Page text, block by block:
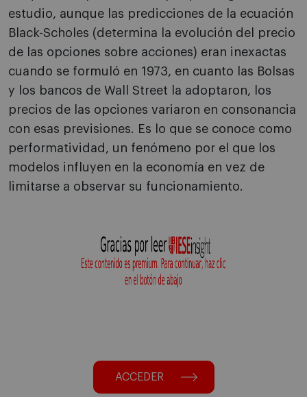
estudio, aunque las predicciones de la ecuación
Black-Scholes (determina la evolución del precio
de las opciones sobre acciones) eran inexactas
cuando se formuló en 1973, en cuanto las Bolsas
y los bancos de Wall Street la adoptaron, los
precios de las opciones variaron en consonancia
con esas previsiones. Es lo que se conoce como
performatividad, un fenómeno por el que los
modelos influyen en la economía en vez de
limitarse a observar su funcionamiento.
ACCEDER